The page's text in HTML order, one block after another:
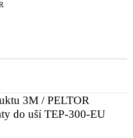
3M / PELTOR
do uší TEP-300-EU